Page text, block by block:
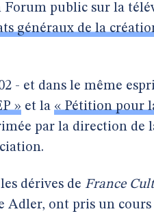
Forum public sur la
généraux de la
- et dans le même
» et la « Pétition pour
par la direction de
dérives de France
Adler, ont pris un